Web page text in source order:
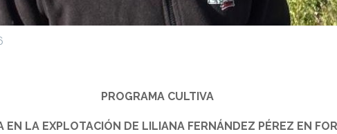
PROGRAMA CULTIVA
EN LA EXPLOTACIÓN DE LILIANA FERNÁNDEZ PÉREZ EN